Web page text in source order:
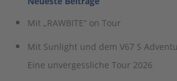
Mit „RAWBITE“ on Tour
Mit Sunlight und dem V67 S
Eine unvergessliche Tour 2026